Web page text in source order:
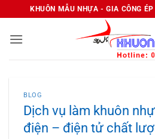
qua
nội
KHUÔN MẪU NHỰA - GIA CÔNG
BLOG
Dịch vụ làm khuôn
điện – điện tử chất